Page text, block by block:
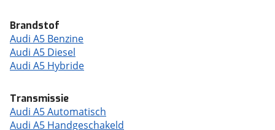
Brandstof
Audi A5 Benzine
Audi A5 Diesel
Audi A5 Hybride
Transmissie
Audi A5 Automatisch
Audi A5 Handgeschakeld